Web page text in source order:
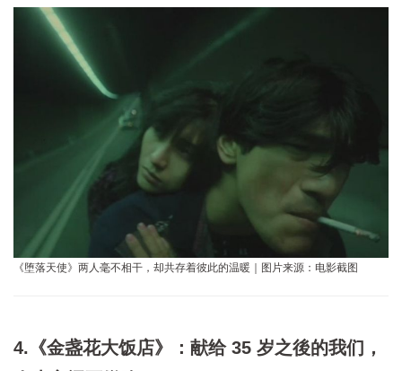
《堕落天使》两人毫不相干，却共存着彼此的温暖｜图片来源：电影截图
4.《金盏花大饭店》：献给 35 岁之後的我们，